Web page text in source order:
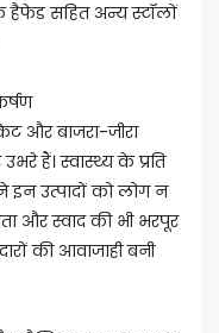
सहित अन्य स्टॉलों
और बाजरा-जीरा
हैं। स्वास्थ्य के प्रति
उत्पादों को लोग न
और स्वाद की भी भरपूर
की आवाजाही बनी